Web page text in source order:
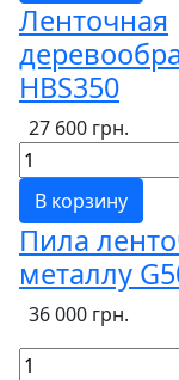
Ленточная
HBS350
27 600 грн.
В корзину
Пила
металлу
36 000 грн.